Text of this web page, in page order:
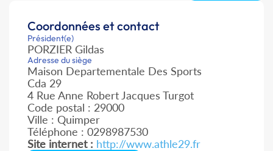
Coordonnées et contact
Président(e)
PORZIER Gildas
Adresse du siège
Maison Departementale Des Sports
Cda 29
4 Rue Anne Robert Jacques Turgot
Code postal : 29000
Ville : Quimper
Téléphone : 0298987530
Site internet : http://www.athle29.fr